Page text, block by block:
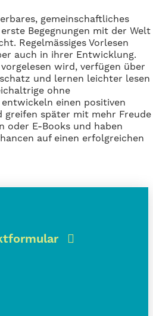
gemeinschaftliches
Begegnungen mit der Welt
Regelmässiges Vorlesen
auch in ihrer Entwicklung.
wird, verfügen über
und lernen leichter lesen
ohne
einen positiven
greifen später mit mehr Freude
oder E-Books und haben
auf einen erfolgreichen